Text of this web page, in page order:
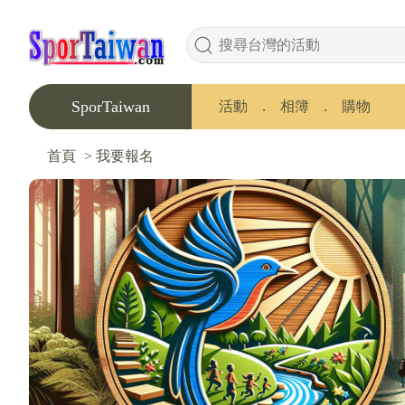
SporTaiwan 活動 ． 相簿 ． 購物
首頁 > 我要報名